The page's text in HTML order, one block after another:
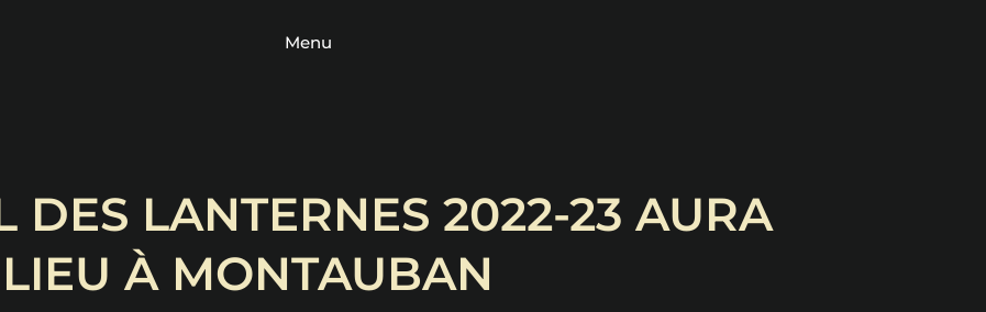
Menu
DES LANTERNES 2022-23 AURA
LIEU À MONTAUBAN